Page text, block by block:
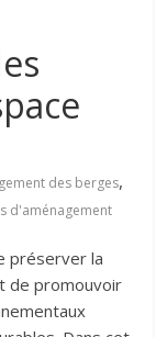
des berges,
d'aménagement
préserver la
de promouvoir